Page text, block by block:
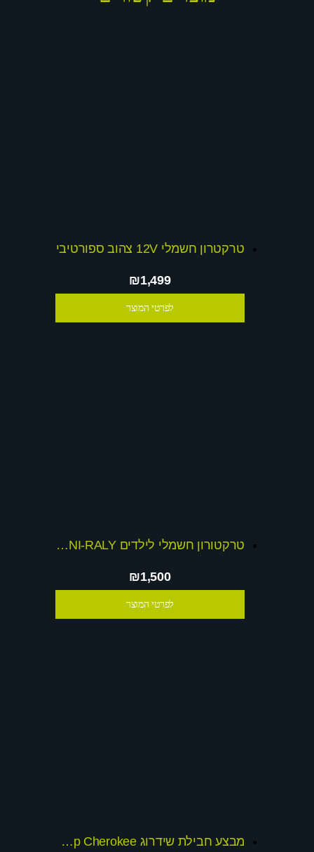
טרקטרון חשמלי 12V צהוב ספורטיבי
₪1,499
לפרטי המוצר
טרקטורון חשמלי לילדים 12V MINI-RALY
₪1,500
לפרטי המוצר
מבצע חבילת שידרוג Jeep Cherokee